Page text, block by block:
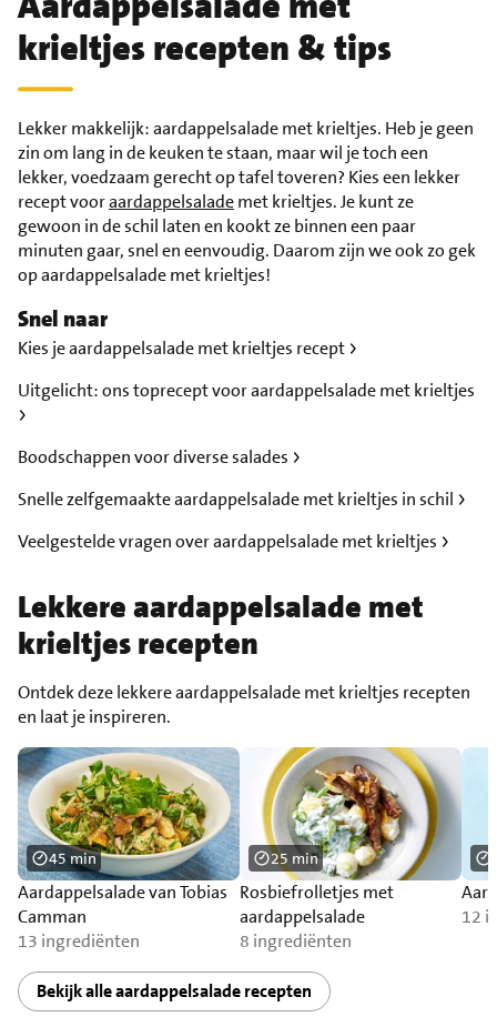
krieltjes recepten & tips
Lekker makkelijk: aardappelsalade met krieltjes. Heb je geen
zin om lang in de keuken te staan, maar wil je toch een
lekker, voedzaam gerecht op tafel toveren? Kies een lekker
recept vooraardappelsalademet krieltjes. Je kunt ze
gewoon in de schil laten en kookt ze binnen een paar
minuten gaar, snel en eenvoudig. Daarom zijn we ook zo gek
op aardappelsalade met krieltjes!
Snel naar
Kies je aardappelsalade met krieltjes recept
Uitgelicht: ons toprecept voor aardappelsalade met krieltjes
Boodschappen voor diverse salades
Snelle zelfgemaakte aardappelsalade met krieltjes in schil
Veelgestelde vragen over aardappelsalade met krieltjes
Lekkere aardappelsalade met
krieltjes recepten
Ontdek deze lekkere aardappelsalade met krieltjes recepten
en laat je inspireren.
Aardappelsalade van Tobias
Camman
13 ingrediënten
45 min
Rosbiefrolletjes met
aardappelsalade
8 ingrediënten
25 min
12
Bekijk alle aardappelsalade recepten